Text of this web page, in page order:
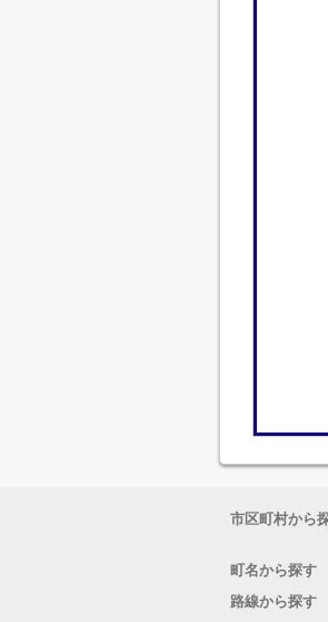
市区町村から
町名から探す
路線から探す